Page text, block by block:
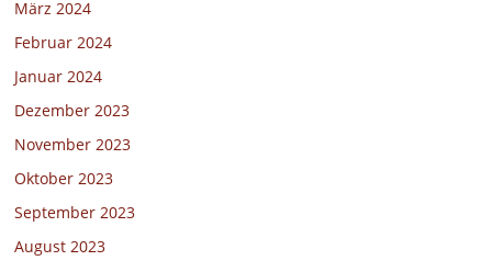
März 2024
Februar 2024
Januar 2024
Dezember 2023
November 2023
Oktober 2023
September 2023
August 2023